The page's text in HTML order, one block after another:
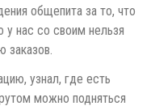
общепита за то, что
у нас со своим нельзя
заказов.
узнал, где есть
можно подняться